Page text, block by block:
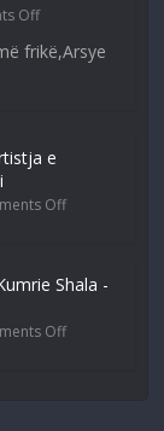
Off
frikë,Arsye
e
Off
Shala -
Off